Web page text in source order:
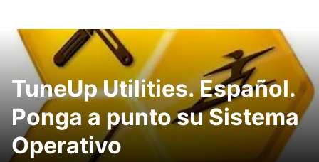
TuneUp Utilities. Español.
Ponga a punto su Sistema
Operativo